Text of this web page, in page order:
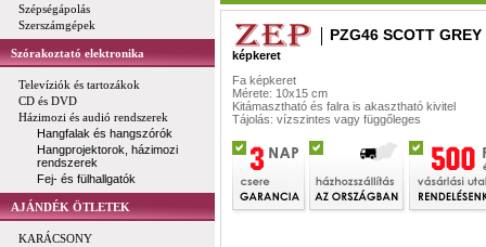
Szépségápolás
Szerszámgépek
Szórakoztató elektronika
Televíziók és tartozákok
CD és DVD
Házimozi és audió rendszerek
Hangfalak és hangszórók
Hangprojektorok, házimozi
rendszerek
Fej- és fülhallgatók
AJÁNDÉK ÖTLETEK
KARÁCSONY
PZG46 SCOTT GREY
képkeret
Fa képkeret
Mérete: 10x15 cm
Kitámasztható és falra is akasztható kivitel
Tájolás: vízszintes vagy függőleges